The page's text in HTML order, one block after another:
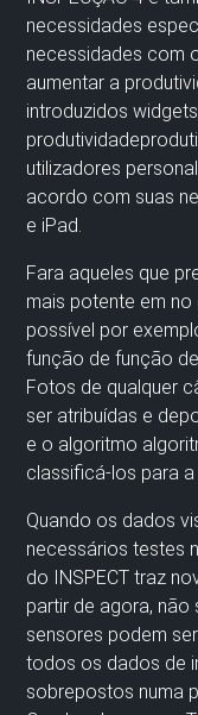
necessidades
necessidades com
aumentar a
introduzidoswidgets
produtividade
utilizadores
acordo com suas
e iPad.
Fara aqueles que
mais potente em no
possível por
função de função
Fotos de qualquer
ser atribuídas e
e o algoritmo
classificá-los para
Quando os dados
necessários testes
do INSPECT traz
partir de agora, não
sensores podem
todos os dados de
sobrepostos numa